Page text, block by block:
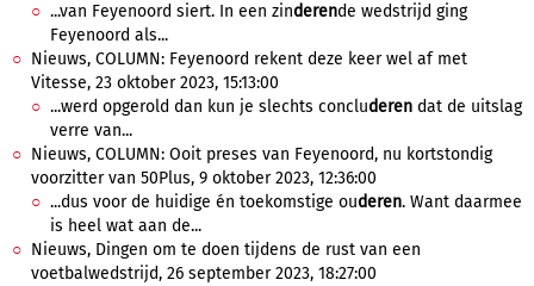
...van Feyenoord siert. In een zinderende wedstrijd ging
Feyenoord als...
Nieuws, COLUMN: Feyenoord rekent deze keer wel af met
Vitesse, 23 oktober 2023, 15:13:00
...werd opgerold dan kun je slechts concluderen dat de uitslag
verre van...
Nieuws, COLUMN: Ooit preses van Feyenoord, nu kortstondig
voorzitter van 50Plus, 9 oktober 2023, 12:36:00
...dus voor de huidige én toekomstige ouderen. Want daarmee
is heel wat aan de...
Nieuws, Dingen om te doen tijdens de rust van een
voetbalwedstrijd, 26 september 2023, 18:27:00